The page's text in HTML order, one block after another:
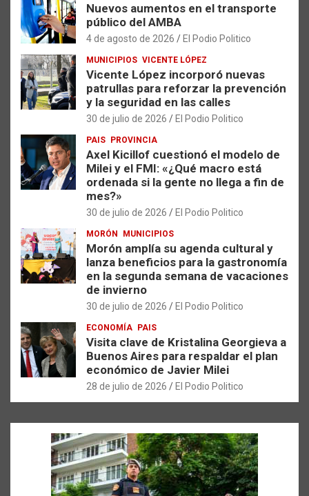
Nuevos aumentos en el transporte
público del AMBA
4 de agosto de 2026 El Podio Politico
MUNICIPIOS VICENTE LÓPEZ
Vicente López incorporó nuevas
patrullas para reforzar la prevención
y la seguridad en las calles
30 de julio de 2026 El Podio Politico
PAIS PROVINCIA
Axel Kicillof cuestionó el modelo de
Milei y el FMI: «¿Qué macro está
ordenada si la gente no llega a fin de
mes?»
30 de julio de 2026 El Podio Politico
MORÓN MUNICIPIOS
Morón amplía su agenda cultural y
lanza beneficios para la gastronomía
en la segunda semana de vacaciones
de invierno
30 de julio de 2026 El Podio Politico
ECONOMÍA PAIS
Visita clave de Kristalina Georgieva a
Buenos Aires para respaldar el plan
económico de Javier Milei
28 de julio de 2026 El Podio Politico